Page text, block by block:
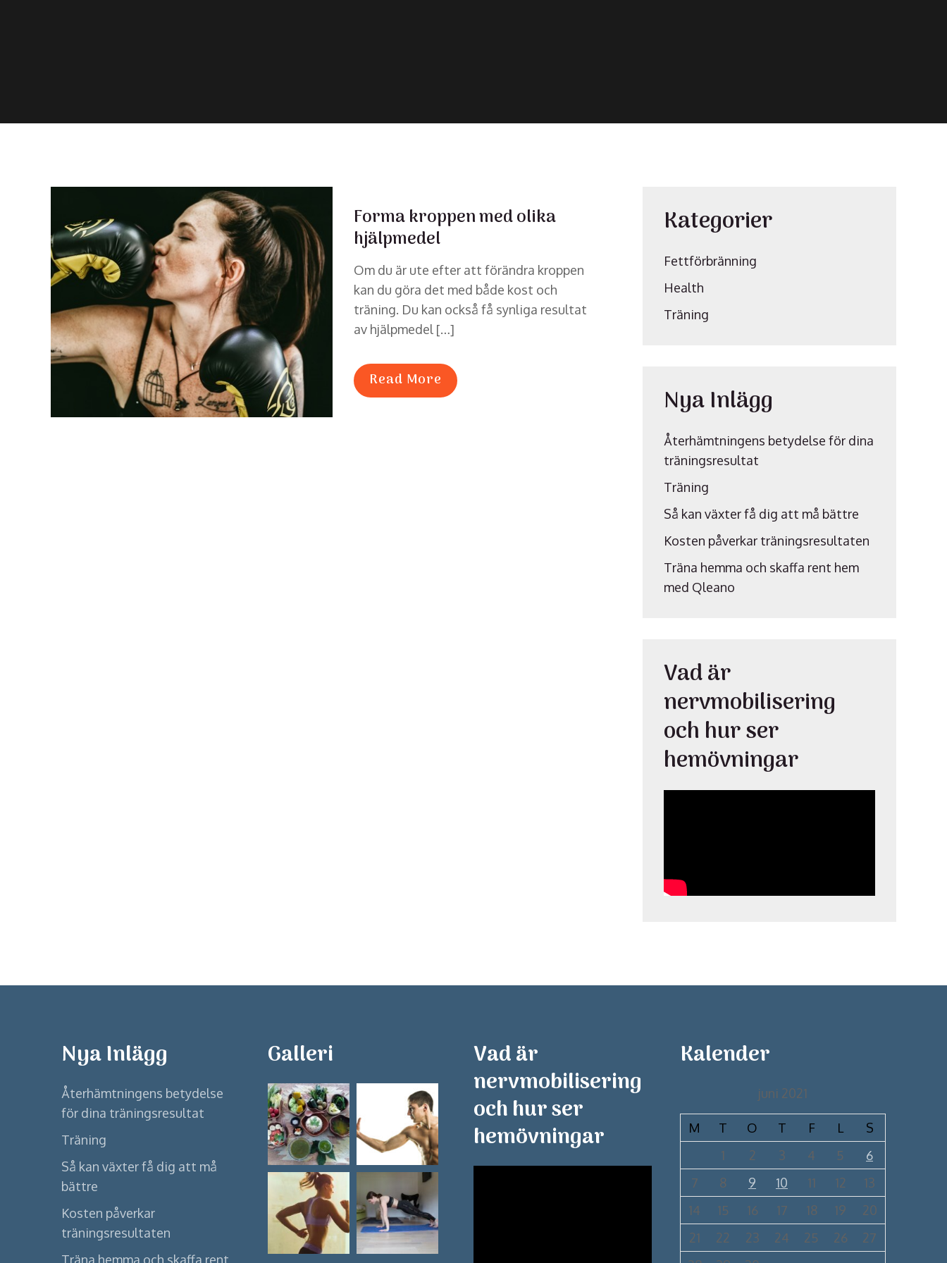
Forma kroppen med olika
hjälpmedel
Om du är ute efter att förändra kroppen
kan du göra det med både kost och
träning. Du kan också få synliga resultat
av hjälpmedel […]
Read More
Kategorier
Fettförbränning
Health
Träning
Nya Inlägg
Återhämtningens betydelse för dina
träningsresultat
Träning
Så kan växter få dig att må bättre
Kosten påverkar träningsresultaten
Träna hemma och skaffa rent hem
med Qleano
Vad är
nervmobilisering
och hur ser
hemövningar
Nya Inlägg
Återhämtningens betydelse
för dina träningsresultat
Träning
Så kan växter få dig att må
bättre
Kosten påverkar
träningsresultaten
Träna hemma och skaffa rent
Galleri Vad är
nervmobilisering
och hur ser
hemövningar
Kalender
juni 2021
M T O T F L
S
1
2 3 4 5
6
7
8 9 10 11 12
13
14
15 16 17 18 19
20
21
22 23 24 25 26
27